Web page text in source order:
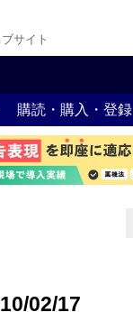
サイト
購読・購入・登録
02/17